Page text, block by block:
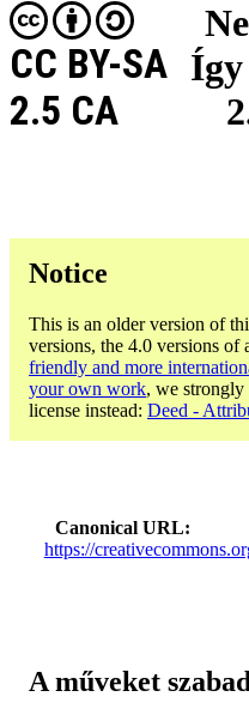
CC BY-SA
2.5 CA
Notice
This is an older version of
versions, the 4.0 versions of
friendly and more
your own work, we strongly
license instead: Deed -
Canonical URL
https://
A műveket